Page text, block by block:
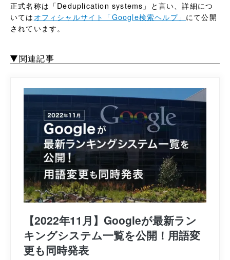
正式名称は「Deduplication systems」と言い、詳細につ
いては オフィシャルサイト「Google検索ヘルプ」 にて公開
されています。
関連記事
【2022年11月】Googleが最新ラン
キングシステム一覧を公開！用語変
更も同時発表